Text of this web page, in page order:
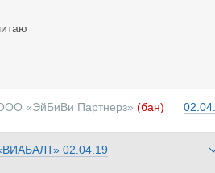
«ЭйБиВи Партнерз» (бан)
02.04.19